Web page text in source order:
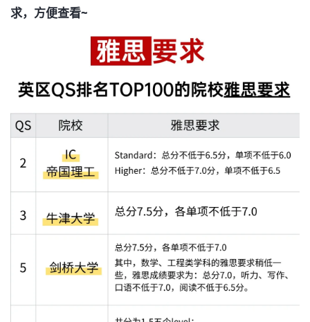
求，方便查看~